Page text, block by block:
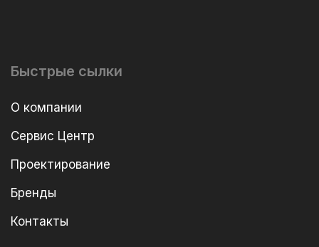
Быстрые сылки
О компании
Сервис Центр
Проектирование
Бренды
Контакты